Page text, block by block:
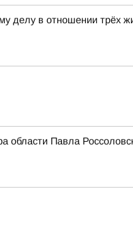
делу в отношении трёх
области Павла